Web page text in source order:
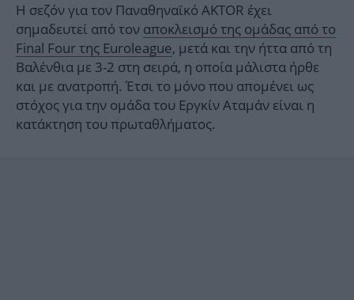
Η σεζόν για τον Παναθηναϊκό AKTOR έχει
σημαδευτεί από τον αποκλεισμό της ομάδας από το
Final Four της Euroleague, μετά και την ήττα από τη
Βαλένθια με 3-2 στη σειρά, η οποία μάλιστα ήρθε
και με ανατροπή. Έτσι το μόνο που απομένει ως
στόχος για την ομάδα του Εργκίν Αταμάν είναι η
κατάκτηση του πρωταθλήματος.